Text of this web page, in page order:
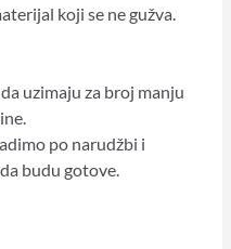
koji se ne gužva.
uzimaju za broj manju
po narudžbi i
budu gotove.